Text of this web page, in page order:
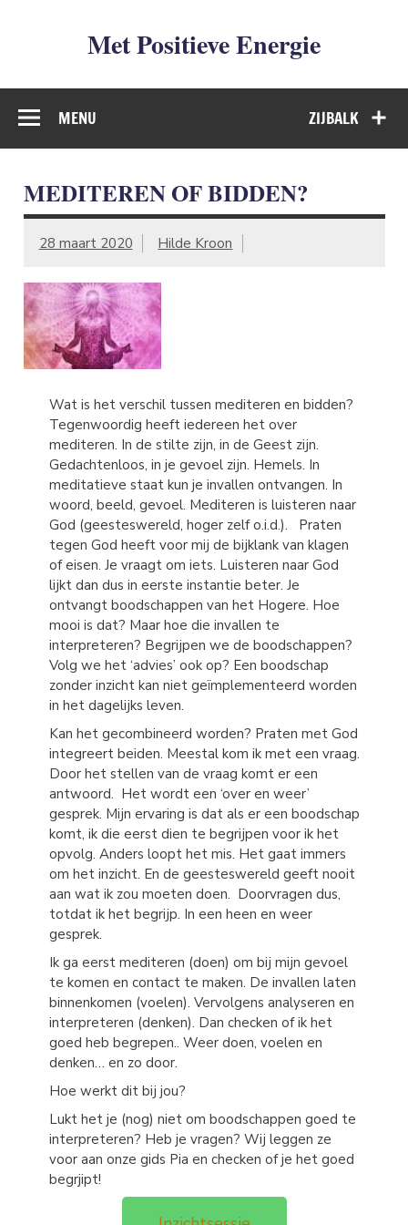
Met Positieve Energie
De weg naar Positief Leven
ZIJBALK
MENU
MEDITEREN OF BIDDEN?
28 maart 2020 Hilde Kroon
Wat is het verschil tussen mediteren en bidden?
Tegenwoordig heeft iedereen het over
mediteren. In de stilte zijn, in de Geest zijn.
Gedachtenloos, in je gevoel zijn. Hemels. In
meditatieve staat kun je invallen ontvangen. In
woord, beeld, gevoel. Mediteren is luisteren naar
God (geesteswereld, hoger zelf o.i.d.). Praten
tegen God heeft voor mij de bijklank van klagen
of eisen. Je vraagt om iets. Luisteren naar God
lijkt dan dus in eerste instantie beter. Je
ontvangt boodschappen van het Hogere. Hoe
mooi is dat? Maar hoe die invallen te
interpreteren? Begrijpen we de boodschappen?
Volg we het ‘advies’ ook op? Een boodschap
zonder inzicht kan niet geïmplementeerd worden
in het dagelijks leven.
Kan het gecombineerd worden? Praten met God
integreert beiden. Meestal kom ik met een vraag.
Door het stellen van de vraag komt er een
antwoord. Het wordt een ‘over en weer’
gesprek. Mijn ervaring is dat als er een boodschap
komt, ik die eerst dien te begrijpen voor ik het
opvolg. Anders loopt het mis. Het gaat immers
om het inzicht. En de geesteswereld geeft nooit
aan wat ik zou moeten doen. Doorvragen dus,
totdat ik het begrijp. In een heen en weer
gesprek.
Ik ga eerst mediteren (doen) om bij mijn gevoel
te komen en contact te maken. De invallen laten
binnenkomen (voelen). Vervolgens analyseren en
interpreteren (denken). Dan checken of ik het
goed heb begrepen.. Weer doen, voelen en
denken… en zo door.
Hoe werkt dit bij jou?
Lukt het je (nog) niet om boodschappen goed te
interpreteren? Heb je vragen? Wij leggen ze
voor aan onze gids Pia en checken of je het goed
begrjipt!